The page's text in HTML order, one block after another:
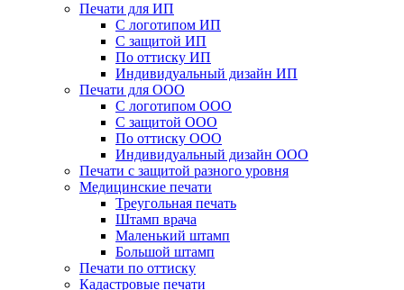
Печати для ИП
С логотипом ИП
С защитой ИП
По оттиску ИП
Индивидуальный дизайн ИП
Печати для ООО
С логотипом ООО
С защитой ООО
По оттиску ООО
Индивидуальный дизайн ООО
Печати с защитой разного уровня
Медицинские печати
Треугольная печать
Штамп врача
Маленький штамп
Большой штамп
Печати по оттиску
Кадастровые печати